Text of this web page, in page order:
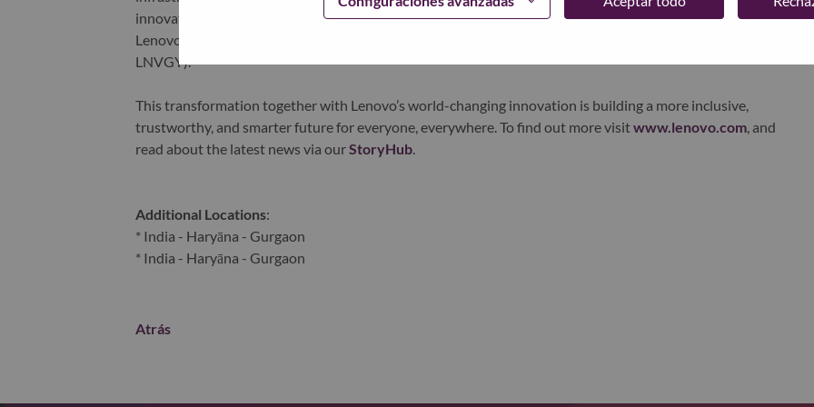
innovation is building a more equitable, trustworthy, and smarter future for everyone, everywhere.
Lenovo is listed on the Hong Kong stock exchange under Lenovo Group Limited (HKSE: 992) (ADR:
LNVGY).
This transformation together with Lenovo’s world-changing innovation is building a more inclusive,
trustworthy, and smarter future for everyone, everywhere. To find out more visitwww.lenovo.com, and
read about the latest news via ourStoryHub.
Additional Locations:
* India - Haryāna - Gurgaon
* India - Haryāna - Gurgaon
Atrás